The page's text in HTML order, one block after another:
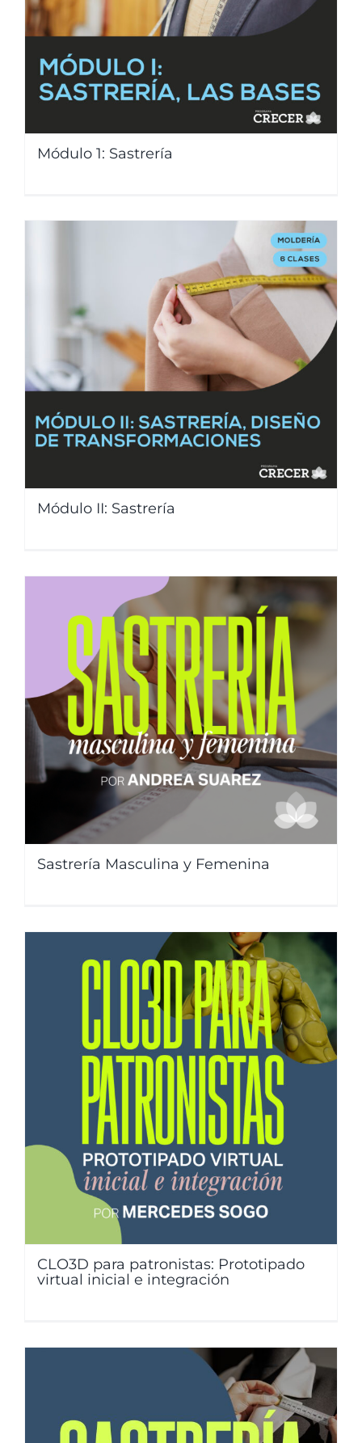
Módulo 1: Sastrería
Módulo II: Sastrería
Sastrería Masculina y Femenina
CLO3D para patronistas: Prototipado
virtual inicial e integración